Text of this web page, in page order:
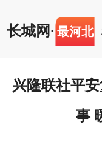
长城网· 最河北
兴隆联社平
事